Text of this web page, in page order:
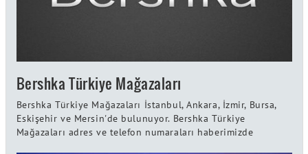
Bershka Türkiye Mağazaları
Bershka Türkiye Mağazaları İstanbul, Ankara, İzmir, Bursa,
Eskişehir ve Mersin'de bulunuyor. Bershka Türkiye
Mağazaları adres ve telefon numaraları haberimizde